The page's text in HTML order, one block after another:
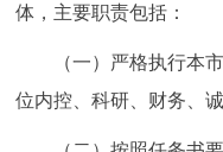
体，主要职责包括：
（一）严格执行本市
位内控、科研、财务、